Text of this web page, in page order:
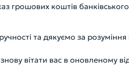
грошових коштів
та дякуємо за розуміння
вітати вас в оновленому